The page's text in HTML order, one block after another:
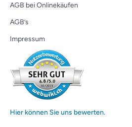
AGB bei Onlinekäufen
AGB’s
Impressum
Hier können Sie uns bewerten.